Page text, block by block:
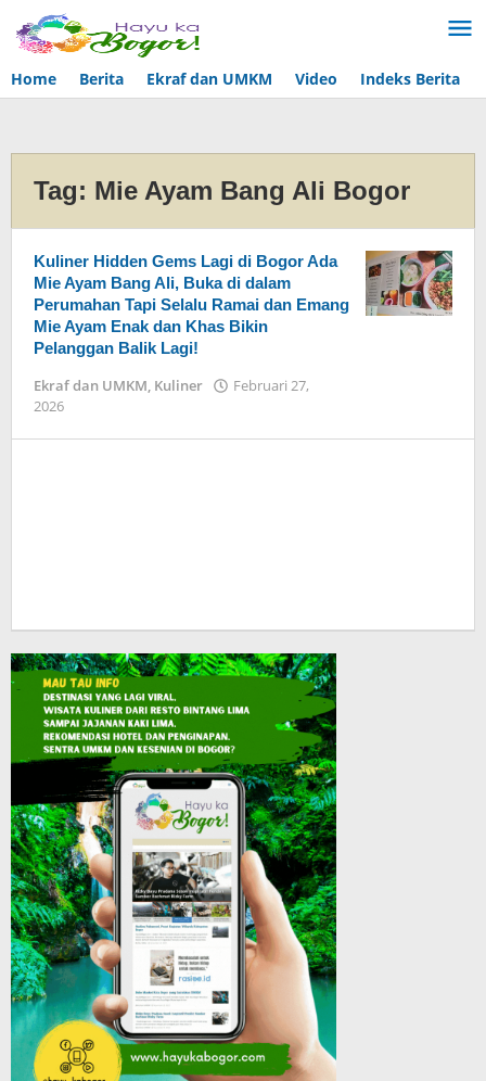
Lewati
ke
konten
Home
Berita Ekraf dan UMKM Video Indeks Berita
Tag: Mie Ayam Bang Ali Bogor
Kuliner Hidden Gems Lagi di Bogor Ada
Mie Ayam Bang Ali, Buka di dalam
Perumahan Tapi Selalu Ramai dan Emang
Mie Ayam Enak dan Khas Bikin
Pelanggan Balik Lagi!
Ekraf dan UMKM, Kuliner
Februari 27,
2026